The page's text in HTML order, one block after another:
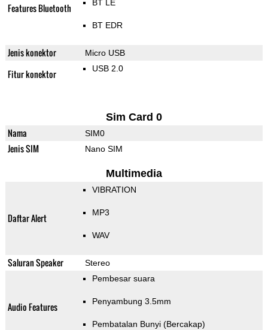
Features Bluetooth BT LE
BT EDR
Jenis konektor Micro USB
Fitur konektor USB 2.0
Sim Card 0
Nama SIM0
Jenis SIM Nano SIM
Multimedia
Daftar Alert
VIBRATION
MP3
WAV
Saluran Speaker Stereo
Audio Features
Pembesar suara
Penyambung 3.5mm
Pembatalan Bunyi (Bercakap)